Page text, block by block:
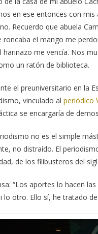
en ese entonces con
Recuerdo que abuela
roncaba el mango me
harinazo me vencía. Nos
un ratón de biblioteca.
el preuniversitario en la
vinculado al periódico
se encargaría de
no es el simple
no distraído. El
de los filibusteros del
“Los aportes lo hacen
lo otro. Ello sí, he tratado